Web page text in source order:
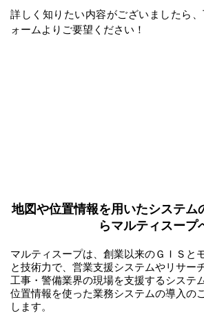
詳しく知りたい内容がございましたら
ォームよりご要望ください！
地図や位置情報を用いたシステム
らマルティスープ
マルティスープは、創業以来のＧＩＳと
と技術力で、営業支援システムやリサー
工事・警備業界の現場を支援するシステ
位置情報を使った業務システムの導入の
します。